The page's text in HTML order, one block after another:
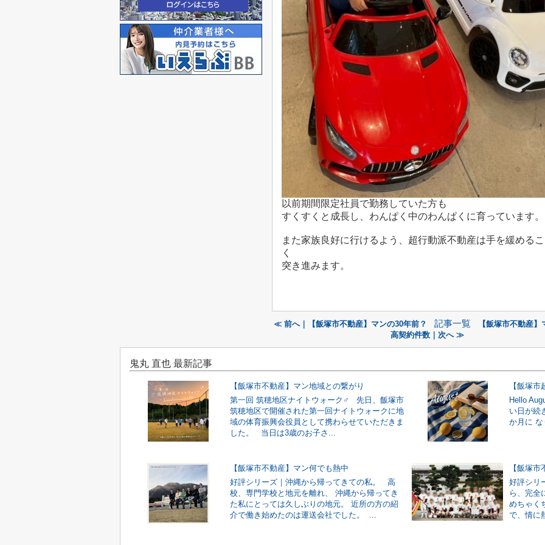
以前期間限定社員で勤務していた方も
すくすくと成長し、わんぱく中のわんぱくに育っています。
また家族良好に行けるよう、超行動派不動産は手を緩める
く
突き進みます。
≪ 前へ｜【飯塚市不動産】マンの30年前？ 記事一覧
【飯塚市不動産】
高契約件数｜次へ ≫
鬼丸 直也 最新記事
【飯塚市不動産】マン地域との繋がり
第一回 筑穂地区ナイトウォーク‍♂️ 先日、飯塚市
筑穂地区で開催された第一回ナイトウォークに地
域の体育振興会役員として携わらせていただきま
した。 当日は3歳のお子さ...
Hello
い日が続
か月に
【飯塚市不動産】マン何でも熱中
好評シリーズ｜沖縄から帰ってきての私。 高
校、専門学校と地元を離れ、 沖縄から帰ってき
た私にとっては久しぶりの地元。 近所の方の紹
介で働き始めたのは運送会社でした。 ...
【飯塚
好評シリ
ら、完全
めちゃく
で、情に